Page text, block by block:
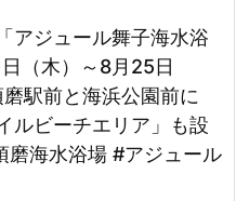
アジュール舞子海水浴
（木）～8月25日
駅前と海浜公園前に
ルビーチエリア」も設
磨海水浴場 #アジュール